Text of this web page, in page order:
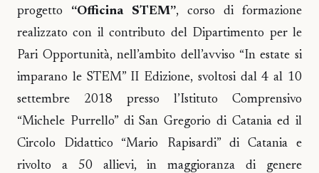
progetto “Officina STEM”, corso di formazione
realizzato con il contributo del Dipartimento per le
Pari Opportunità, nell’ambito dell’avviso “In estate si
imparano le STEM” II Edizione, svoltosi dal 4 al 10
settembre 2018 presso l’Istituto Comprensivo
“Michele Purrello” di San Gregorio di Catania ed il
Circolo Didattico “Mario Rapisardi” di Catania e
rivolto a 50 allievi, in maggioranza di genere